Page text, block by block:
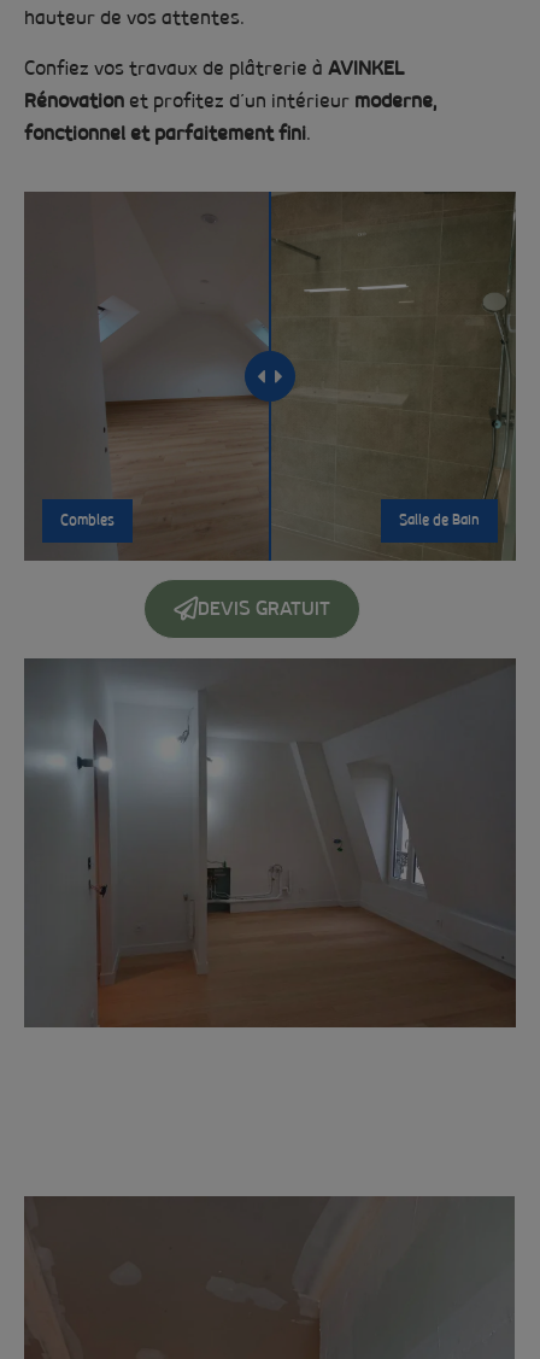
hauteur de vos attentes.
Confiez vos travaux de plâtrerie à AVINKEL
Rénovation et profitez d’un intérieur moderne,
fonctionnel et parfaitement fini.
Combles Salle de Bain
DEVIS GRATUIT